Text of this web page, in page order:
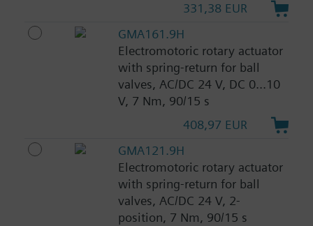
331,38 EUR
GMA161.9H
Electromotoric rotary actuator
with spring-return for ball
valves, AC/DC 24 V, DC 0...10
V, 7 Nm, 90/15 s
408,97 EUR
GMA121.9H
Electromotoric rotary actuator
with spring-return for ball
valves, AC/DC 24 V, 2-
position, 7 Nm, 90/15 s